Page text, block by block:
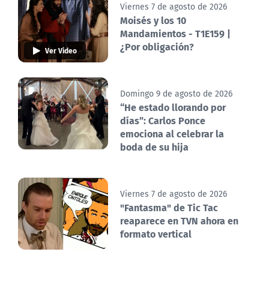
Ver Video
Viernes 7 de agosto de 2026
Moisés y los 10
Mandamientos - T1E159 |
¿Por obligación?
Domingo 9 de agosto de 2026
“He estado llorando por
días”: Carlos Ponce
emociona al celebrar la
boda de su hija
Viernes 7 de agosto de 2026
"Fantasma" de Tic Tac
reaparece en TVN ahora en
formato vertical